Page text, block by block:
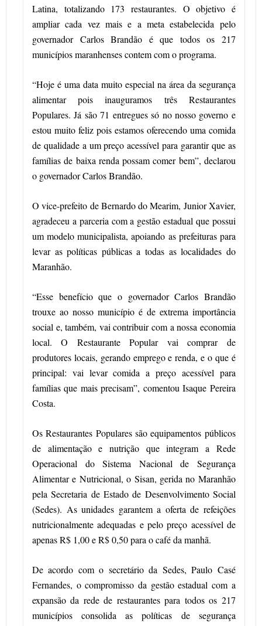
Latina, totalizando 173 restaurantes. O objetivo é
ampliar cada vez mais e a meta estabelecida pelo
governador Carlos Brandão é que todos os 217
municípios maranhenses contem com o programa.
“Hoje é uma data muito especial na área da segurança
alimentar pois inauguramos três Restaurantes
Populares. Já são 71 entregues só no nosso governo e
estou muito feliz pois estamos oferecendo uma comida
de qualidade a um preço acessível para garantir que as
famílias de baixa renda possam comer bem”, declarou
o governador Carlos Brandão.
O vice-prefeito de Bernardo do Mearim, Junior Xavier,
agradeceu a parceria com a gestão estadual que possui
um modelo municipalista, apoiando as prefeituras para
levar as políticas públicas a todas as localidades do
Maranhão.
“Esse benefício que o governador Carlos Brandão
trouxe ao nosso município é de extrema importância
social e, também, vai contribuir com a nossa economia
local. O Restaurante Popular vai comprar de
produtores locais, gerando emprego e renda, e o que é
principal: vai levar comida a preço acessível para
famílias que mais precisam”, comentou Isaque Pereira
Costa.
Os Restaurantes Populares são equipamentos públicos
de alimentação e nutrição que integram a Rede
Operacional do Sistema Nacional de Segurança
Alimentar e Nutricional, o Sisan, gerida no Maranhão
pela Secretaria de Estado de Desenvolvimento Social
(Sedes). As unidades garantem a oferta de refeições
nutricionalmente adequadas e pelo preço acessível de
apenas R$ 1,00 e R$ 0,50 para o café da manhã.
De acordo com o secretário da Sedes, Paulo Casé
Fernandes, o compromisso da gestão estadual com a
expansão da rede de restaurantes para todos os 217
municípios consolida as políticas de segurança